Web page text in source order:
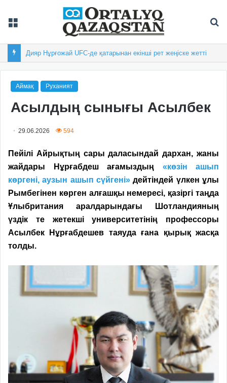
Астанадағы «Болашақ ойындарына» 50 елден 800 спортшы жиналды
Аймақ Руханият
Асылдың сынығы Асылбек
29.06.2026 594
Пейілі Айрықтың сары даласындай дархан, жаны
жайдары Нұрғабдеш ағамыздың «көзін ашып
көргені, аузын ашып сүйгені» дейтіндей үлкен ұлы
Рымбегінен көрген алғашқы немересі, қазіргі таңда
Ұлыбритания аралдарындағы Шотландияның
үздік те жетекші университетінің профессоры
Асылбек Нұрғабдешев таяуда ғана қырық жасқа
толды.